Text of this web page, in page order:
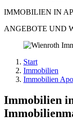
IMMOBILIEN IN
ANGEBOTE UND
Start
Immobilien
Immobilien
Immobilien